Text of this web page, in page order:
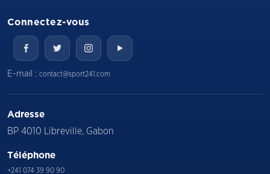
Connectez-vous
E-mail : contact@sport241.com
Adresse
BP 4010 Libreville, Gabon
Téléphone
+241 074 39 90 90